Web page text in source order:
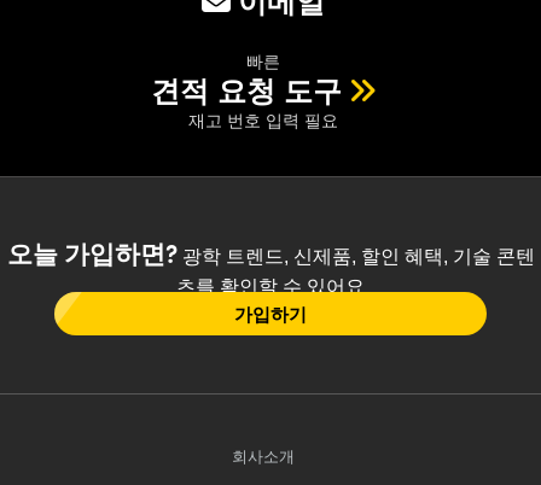
빠른
견적 요청 도구
재고 번호 입력 필요
오늘 가입하면?광학 트렌드, 신제품, 할인 혜택, 기술 콘텐
츠를 확인할 수 있어요
가입하기
회사소개